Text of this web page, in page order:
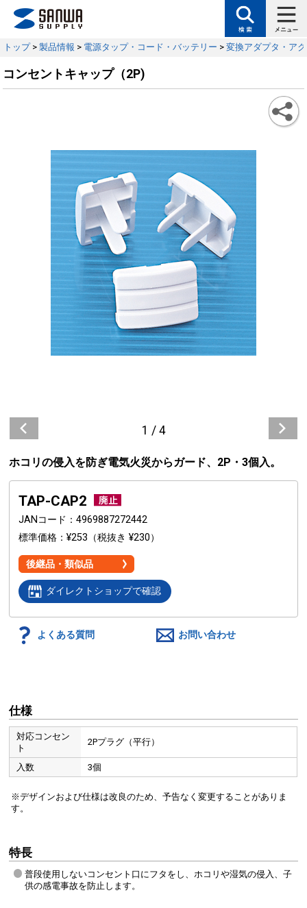
トップ> 製品情報 > 電源タップ・コード・バッテリー > 変換アダプタ・ア
コンセントキャップ（2P)
1 / 4
ホコリの侵入を防ぎ電気火災からガード、2P・3個入。
TAP-CAP2
JANコード
4969887272442
標準価格
¥253 （税抜き ¥230）
後継品・類似品
ダイレクトショップで確認
よくある質問 お問い合わせ
仕様
対応コンセン
ト
2Pプラグ（平行）
入数 3個
※デザインおよび仕様は改良のため、予告なく変更することがありま
す。
特長
普段使用しないコンセント口にフタをし、ホコリや湿気の侵入、子
供の感電事故を防止します。